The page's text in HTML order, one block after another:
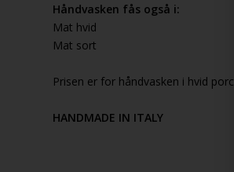
Håndvasken fås også i:
Mat hvid
Mat sort
Prisen er for håndvasken i hvid
HANDMADE IN ITALY